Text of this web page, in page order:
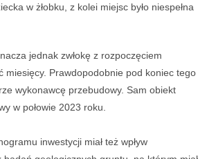
w żłobku, z kolei miejsc było niespełna
jednak zwłokę z rozpoczęciem
miesięcy. Prawdopodobnie pod koniec tego
wykonawcę przebudowy. Sam obiekt
w połowie 2023 roku.
inwestycji miał też wpływ